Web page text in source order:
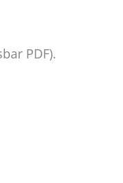
PDF).